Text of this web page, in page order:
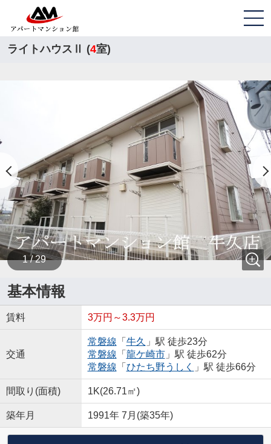
ライトハウスⅡ (4室)
1 / 29
基本情報
賃料 3万円～3.3万円
交通
常磐線 「 牛久 」駅 徒歩23分
常磐線 「 龍ケ崎市」駅 徒歩62分
常磐線 「 ひたち野うしく 」駅 徒歩66分
間取り(面積) 1K(26.71㎡)
築年月 1991年 7月(築35年)